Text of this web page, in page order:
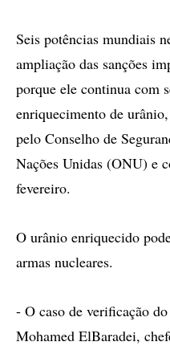
Seis potências mundiais
ampliação das sanções
porque ele continua com
enriquecimento de
pelo Conselho de
Nações Unidas (ONU) e
fevereiro.
O urânio enriquecido
armas nucleares.
- O caso de verificação
Mohamed ElBaradei,